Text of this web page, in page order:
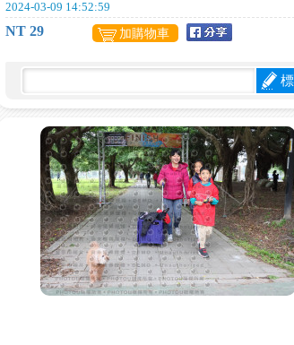
2024-03-09 14:52:59
NT 29 加購物車